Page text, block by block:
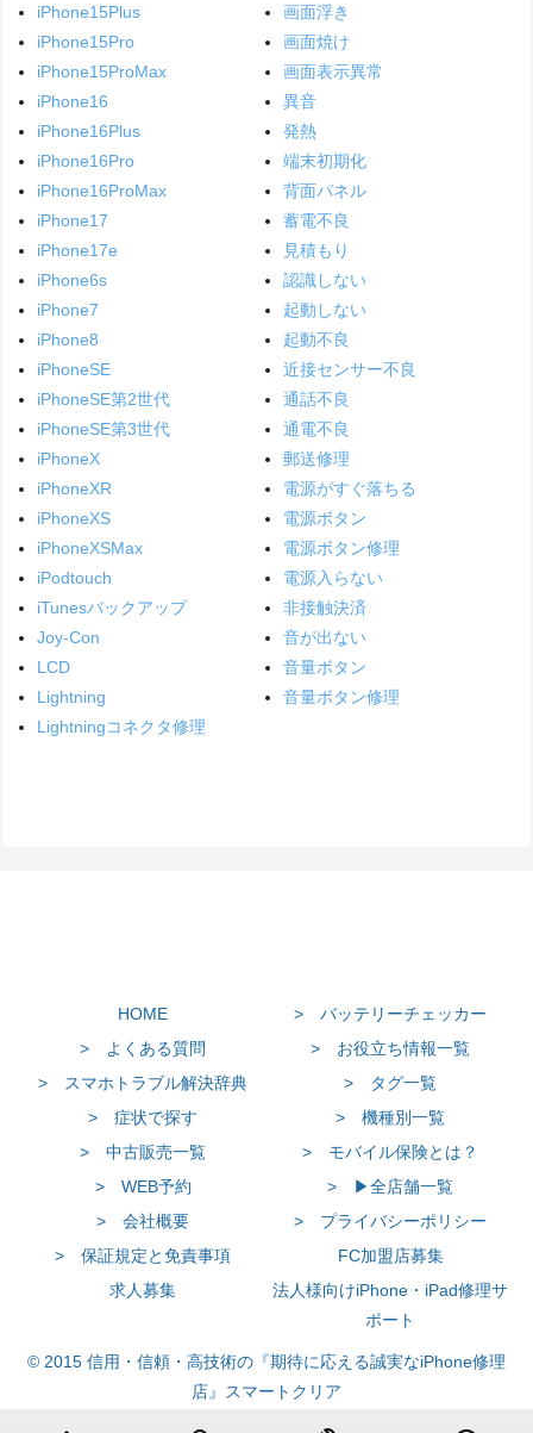
iPhone15Plus
iPhone15Pro
iPhone15ProMax
iPhone16
iPhone16Plus
iPhone16Pro
iPhone16ProMax
iPhone17
iPhone17e
iPhone6s
iPhone7
iPhone8
iPhoneSE
iPhoneSE第2世代
iPhoneSE第3世代
iPhoneX
iPhoneXR
iPhoneXS
iPhoneXSMax
iPodtouch
iTunesバックアップ
Joy-Con
LCD
Lightning
Lightningコネクタ修理
画面浮き
画面焼け
画面表示異常
異音
発熱
端末初期化
背面パネル
蓄電不良
見積もり
認識しない
起動しない
起動不良
近接センサー不良
通話不良
通電不良
郵送修理
電源がすぐ落ちる
電源ボタン
電源ボタン修理
電源入らない
非接触決済
音が出ない
音量ボタン
音量ボタン修理
HOME
> バッテリーチェッカー
> よくある質問
> お役立ち情報一覧
> スマホトラブル解決辞典
> タグ一覧
> 症状で探す
> 機種別一覧
> 中古販売一覧
> モバイル保険とは？
> WEB予約
> ▶全店舗一覧
> 会社概要
> プライバシーポリシー
> 保証規定と免責事項
FC加盟店募集
求人募集
法人様向けiPhone・iPad修理サ
ポート
© 2015 信用・信頼・高技術の『期待に応える誠実なiPhone修理
店』スマートクリア